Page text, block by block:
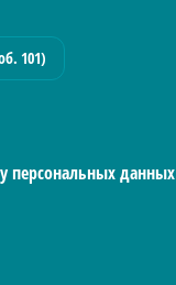
101)
персональных данных